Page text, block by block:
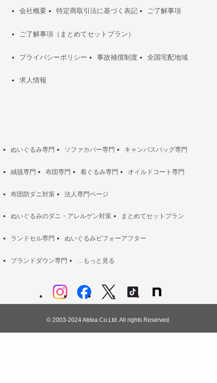
会社概要 特定商取引法に基づく表記 ご了解事項
ご了解事項（まとめてセットプラン）
プライバシーポリシー 事故補償制度 全国宅配地域
求人情報
ぬいぐるみ専門 ソファカバー専門 キャンバスバッグ専門
絨毯専門 布団専門 着ぐるみ専門 オイルドコート専門
布団防ダニ対策 法人専門ページ
ぬいぐるみのダニ・アレルゲン対策 まとめてセットプラン
ランドセル専門 ぬいぐるみビフォーアフター
ブランドダウン専門 …もっと見る
© 2003-2024 Atdea Co.Ltd. All rights Reserved.